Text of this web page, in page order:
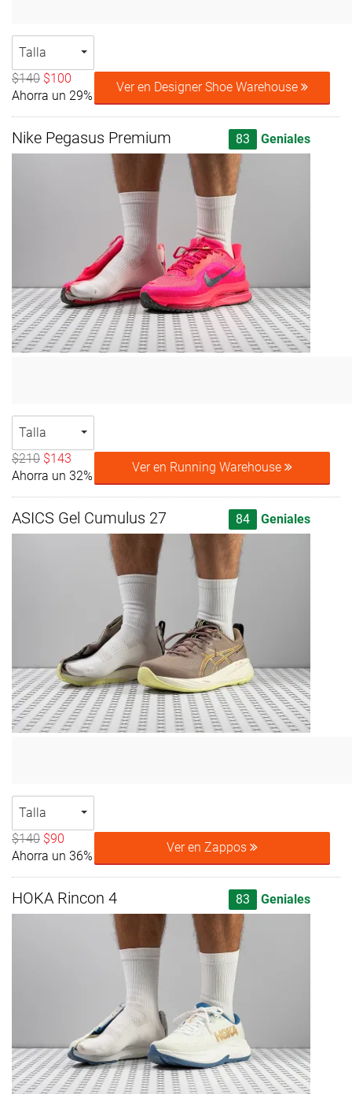
Talla
$140 $100
Ahorra un 29%
Ver en Designer Shoe Warehouse
Nike Pegasus Premium 83 Geniales
Talla
$210 $143
Ahorra un 32%
Ver en Running Warehouse
ASICS Gel Cumulus 27 84 Geniales
Talla
$140 $90
Ahorra un 36%
Ver en Zappos
HOKA Rincon 4 83 Geniales